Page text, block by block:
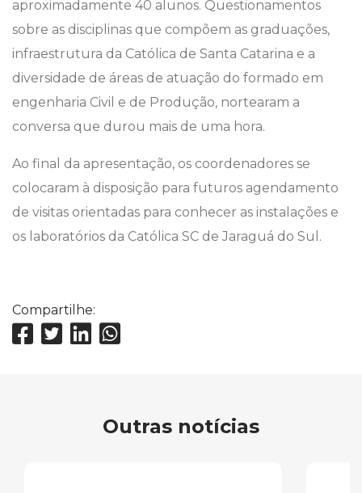
aproximadamente 40 alunos. Questionamentos
sobre as disciplinas que compõem as graduações,
infraestrutura da Católica de Santa Catarina e a
diversidade de áreas de atuação do formado em
engenharia Civil e de Produção, nortearam a
conversa que durou mais de uma hora.
Ao final da apresentação, os coordenadores se
colocaram à disposição para futuros agendamento
de visitas orientadas para conhecer as instalações e
os laboratórios da Católica SC de Jaraguá do Sul.
Compartilhe:
Outras notícias